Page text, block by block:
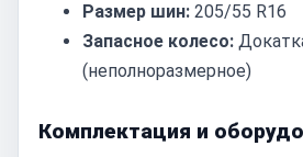
Размер шин: 205/55 R16
Запасное колесо:
(неполноразмерное)
Комплектация и